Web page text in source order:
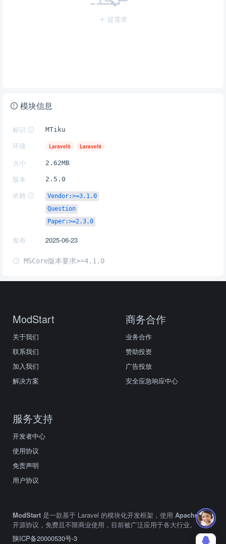
提需求
模块信息
标识 MTiku
环境 Laravel5 Laravel9
大小 2.62MB
版本 2.5.0
依赖
Vendor:>=3.1.0
Question
Paper:>=2.3.0
发布 2025-06-23
MSCore版本要求>=4.1.0
ModStart
关于我们
联系我们
加入我们
解决方案
商务合作
业务合作
赞助投资
广告投放
安全应急响应中心
服务支持
开发者中心
使用协议
免责声明
用户协议
ModStart 是一款基于 Laravel 的模块化开发框架，使用 Apache2.0
开源协议，免费且不限商业使用，目前被广泛应用于各大行业。
陕ICP备20000530号-3